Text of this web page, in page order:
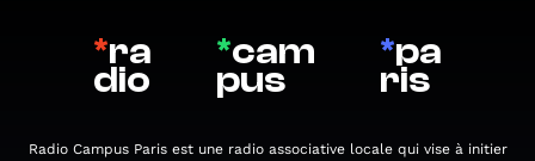
*ra
dio
*cam
pus
*pa
ris
Radio Campus Paris est une radio associative locale qui vise à initier